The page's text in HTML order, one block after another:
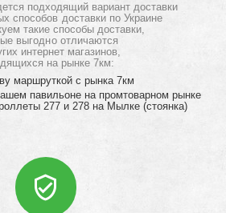
подходящий вариант доставки
способов доставки по Украине
такие способы доставки,
выгодно отличаются
интернет магазинов,
на рынке 7км:
маршруткой с рынка 7км
павильоне на промтоварном рынке
277 и 278 на Мылке (стоянка)